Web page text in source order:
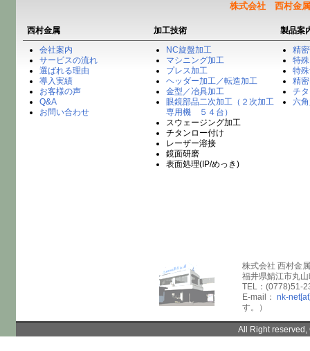
株式会社 西村金
西村金属
会社案内
サービスの流れ
選ばれる理由
導入実績
お客様の声
Q&A
お問い合わせ
加工技術
NC旋盤加工
マシニング加工
プレス加工
ヘッダー加工／転造加工
金型／冶具加工
眼鏡部品二次加工（２次加工
専用機 ５４台）
スウェージング加工
チタンロー付け
レーザー溶接
鏡面研磨
表面処理(IP/めっき)
製品案
精
特
特
精
チ
六
株式会社 西村金属
福井県鯖江市丸
TEL：(0778)51-
E-mail： nk-
す。）
All Right reserved,